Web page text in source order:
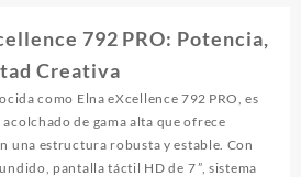
792 PRO: Potencia,
Creativa
como Elna eXcellence 792 PRO, es
de gama alta que ofrece
una estructura robusta y estable. Con
pantalla táctil HD de 7 ”, sistema